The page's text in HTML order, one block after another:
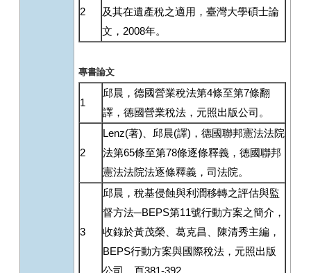
2
及其在遺產稅之適用，臺灣大學碩士論
文，2008年。
專書論文
1
邱晨，德國營業稅法第4條至第7條翻
譯，德國營業稅法，元照出版公司。
2
Lenz(著)、邱晨(譯)，德國聯邦憲法法院
法第65條至第78條逐條釋義，德國聯邦
憲法法院法逐條釋義，司法院。
3
邱晨，稅基侵蝕與利潤移轉之評估與監
督方法─BEPS第11號行動方案之簡介，
收錄於黃茂榮、葛克昌、陳清秀主編，
BEPS行動方案與國際稅法，元照出版